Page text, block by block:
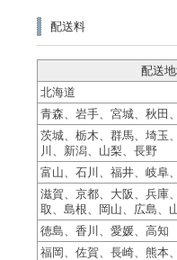
配送料
配送
北海道
青森、岩手、宮城、秋田
茨城、栃木、群馬、埼玉
川、新潟、山梨、長野
富山、石川、福井、岐阜
滋賀、京都、大阪、兵庫
取、島根、岡山、広島、
徳島、香川、愛媛、高知
福岡、佐賀、長崎、熊本